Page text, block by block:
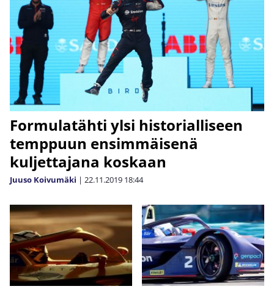
Formulatähti ylsi historialliseen
temppuun ensimmäisenä
kuljettajana koskaan
Juuso Koivumäki | 22.11.2019 18:44